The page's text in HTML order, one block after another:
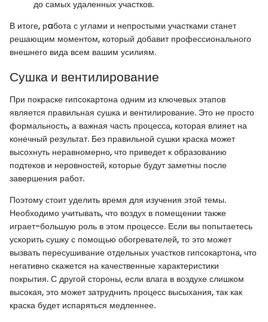
до самых удаленных участков.
В итоге, рaбота с углами и непростыми участками станет
решающим моментом, который добавит профессионального
внешнего вида всем вашим усилиям.
Сушка и вентилирование
При покраске гипсокартона одним из ключевых этапов
является правильная сушка и вентилирование. Это не просто
формальность, а важная часть процесса, которая влияет на
конечный результат. Без правильной сушки краска может
высохнуть неравномерно, что приведет к образованию
подтеков и неровностей, которые будут заметны после
завершения работ.
Поэтому стоит уделить время для изучения этой темы.
Необходимо учитывать, что воздух в помещении также
играет-большую роль в этом процессе. Если вы попытаетесь
ускорить сушку с помощью обогревателей, то это может
вызвать пересушивание отдельных участков гипсокартона, что
негативно скажется на качественные характеристики
покрытия. С другой стороны, если влага в воздухе слишком
высокая, это может затруднить процесс высыхания, так как
краска будет испаряться медленнее.